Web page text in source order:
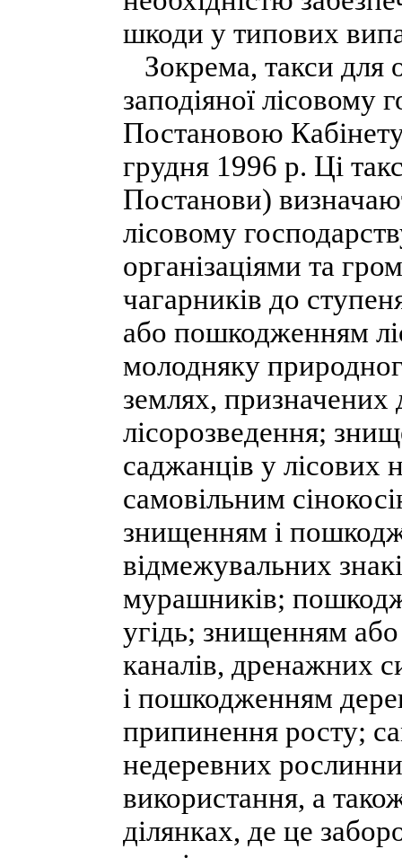
шкоди у типових
Зокрема, такси для
заподіяної лісовому
Постановою
грудня 1996 р. Ці
Постанови)
лісовому
організаціями та
чагарників до
або пошкодженням
молодняку
землях, призначених
лісорозведення;
саджанців у лісових
самовільним
знищенням і
відмежувальних
мурашників;
угідь; знищенням
каналів, дренажних
і пошкодженням
припинення росту;
недеревних
використання, а
ділянках, де це